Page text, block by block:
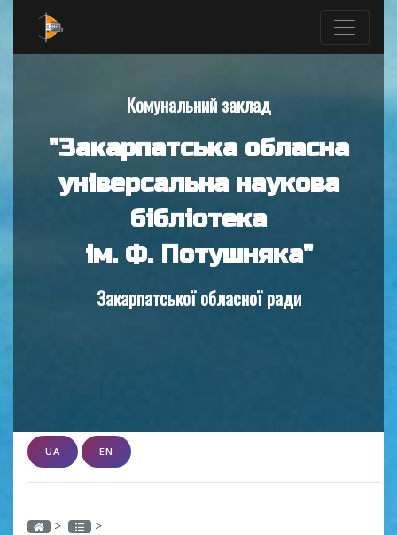
Комунальний заклад
"Закарпатська обласна
універсальна наукова
бібліотека
ім. Ф. Потушняка"
Закарпатської обласної ради
UA EN
> >